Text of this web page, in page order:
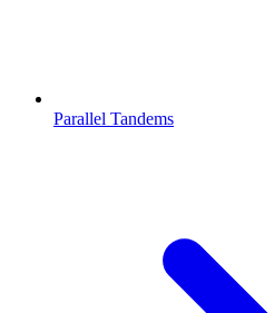
Parallel Tandems